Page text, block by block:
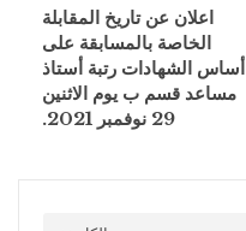
اعلان عن تاريخ المقابلة
الخاصة بالمسابقة على
أساس الشهادات رتبة أستاذ
مساعد قسم ب يوم الاثنين
29 نوفمبر 2021.